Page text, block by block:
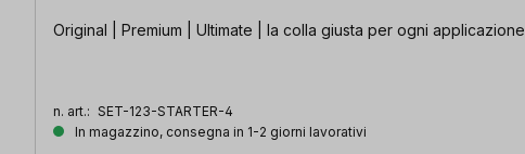
Original | Premium | Ultimate | la colla giusta per ogni applicazione
n. art.: SET-123-STARTER-4
In magazzino, consegna in 1-2 giorni lavorativi